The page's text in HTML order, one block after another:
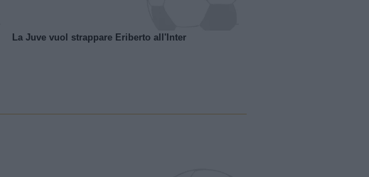
La Juve vuol strappare Eriberto all'Inter